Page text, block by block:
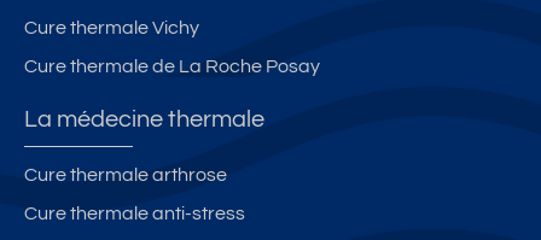
Cure thermale Vichy
Cure thermale de La Roche Posay
La médecine thermale
Cure thermale arthrose
Cure thermale anti-stress